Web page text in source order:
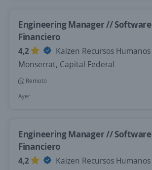
Engineering Manager // Software
Financiero
4,2
Kaizen Recursos Humanos
Monserrat, Capital Federal
Remoto
Ayer
Engineering Manager // Software
Financiero
4,2
Kaizen Recursos Humanos